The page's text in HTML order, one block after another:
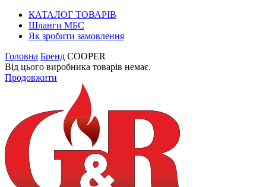
КАТАЛОГ ТОВАРІВ
Шланги МБС
Як зробити замовлення
Головна Бренд COOPER
Від цього виробника товарів немає.
Продовжити